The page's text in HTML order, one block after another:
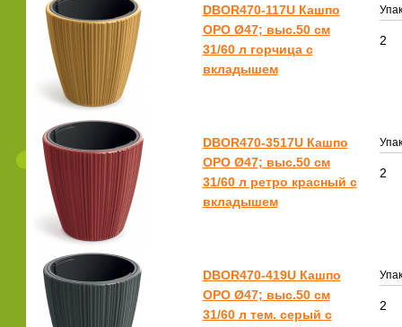
DBOR470-117U Кашпо
ОРО Ø47; выс.50 см
31/60 л горчица с
вкладышем
2
DBOR470-3517U Кашпо
ОРО Ø47; выс.50 см
31/60 л ретро красный с
вкладышем
2
DBOR470-419U Кашпо
ОРО Ø47; выс.50 см
31/60 л тем. серый с
2